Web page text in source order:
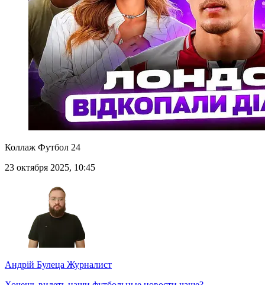
Коллаж Футбол 24
23 октября 2025, 10:45
Андрій Булеца Журналист